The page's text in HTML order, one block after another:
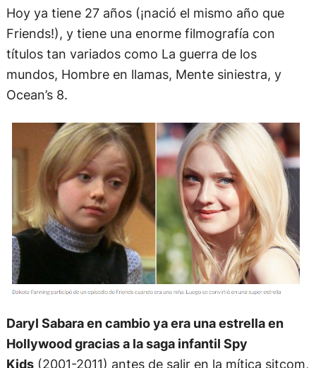
Hoy ya tiene 27 años (¡nació el mismo año que
Friends!), y tiene una enorme filmografía con
títulos tan variados como La guerra de los
mundos, Hombre en llamas, Mente siniestra, y
Daryl Sabara en cambio ya era una estrella en
Hollywood gracias a la saga infantil Spy